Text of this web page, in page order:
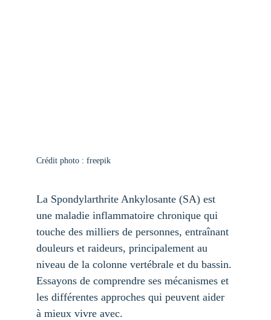
La Spondylarthrite Ankylosante (SA) est
une maladie inflammatoire chronique qui
touche des milliers de personnes, entraînant
douleurs et raideurs, principalement au
niveau de la colonne vertébrale et du bassin.
Essayons de comprendre ses mécanismes et
les différentes approches qui peuvent aider
à mieux vivre avec.
Crédit photo : freepik